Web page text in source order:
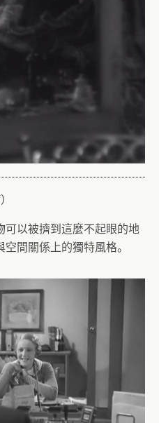
）
可以被擠到這麼不起眼的地
間關係上的獨特風格。